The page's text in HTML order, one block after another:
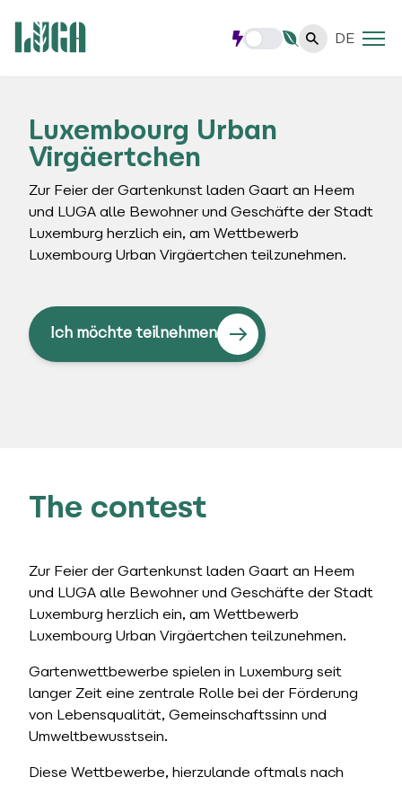
DE
Luxembourg Urban
Virgäertchen
Zur Feier der Gartenkunst laden Gaart an Heem
und LUGA alle Bewohner und Geschäfte der Stadt
Luxemburg herzlich ein, am Wettbewerb
Luxembourg Urban Virgäertchen teilzunehmen.
Ich möchte teilnehmen
The contest
Zur Feier der Gartenkunst laden Gaart an Heem
und LUGA alle Bewohner und Geschäfte der Stadt
Luxemburg herzlich ein, am Wettbewerb
Luxembourg Urban Virgäertchen teilzunehmen.
Gartenwettbewerbe spielen in Luxemburg seit
langer Zeit eine zentrale Rolle bei der Förderung
von Lebensqualität, Gemeinschaftssinn und
Umweltbewusstsein.
Diese Wettbewerbe, hierzulande oftmals nach